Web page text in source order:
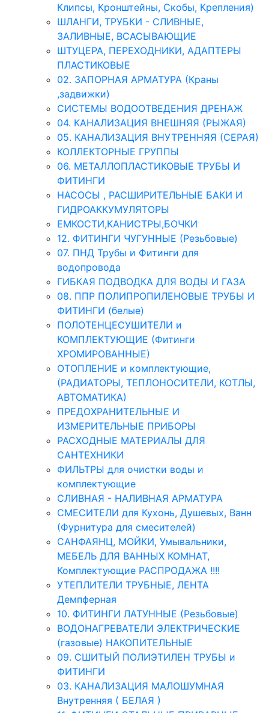
Клипсы, Кронштейны, Скобы, Крепления)
ШЛАНГИ, ТРУБКИ - СЛИВНЫЕ,
ЗАЛИВНЫЕ, ВСАСЫВАЮЩИЕ
ШТУЦЕРА, ПЕРЕХОДНИКИ, АДАПТЕРЫ
ПЛАСТИКОВЫЕ
02. ЗАПОРНАЯ АРМАТУРА (Краны
,задвижки)
СИСТЕМЫ ВОДООТВЕДЕНИЯ ДРЕНАЖ
04. КАНАЛИЗАЦИЯ ВНЕШНЯЯ (РЫЖАЯ)
05. КАНАЛИЗАЦИЯ ВНУТРЕННЯЯ (СЕРАЯ)
КОЛЛЕКТОРНЫЕ ГРУППЫ
06. МЕТАЛЛОПЛАСТИКОВЫЕ ТРУБЫ И
ФИТИНГИ
НАСОСЫ , РАСШИРИТЕЛЬНЫЕ БАКИ И
ГИДРОАККУМУЛЯТОРЫ
ЕМКОСТИ,КАНИСТРЫ,БОЧКИ
12. ФИТИНГИ ЧУГУННЫЕ (Резьбовые)
07. ПНД Трубы и Фитинги для
водопровода
ГИБКАЯ ПОДВОДКА ДЛЯ ВОДЫ И ГАЗА
08. ППР ПОЛИПРОПИЛЕНОВЫЕ ТРУБЫ И
ФИТИНГИ (белые)
ПОЛОТЕНЦЕСУШИТЕЛИ и
КОМПЛЕКТУЮЩИЕ (Фитинги
ХРОМИРОВАННЫЕ)
ОТОПЛЕНИЕ и комплектующие,
(РАДИАТОРЫ, ТЕПЛОНОСИТЕЛИ, КОТЛЫ,
АВТОМАТИКА)
ПРЕДОХРАНИТЕЛЬНЫЕ И
ИЗМЕРИТЕЛЬНЫЕ ПРИБОРЫ
РАСХОДНЫЕ МАТЕРИАЛЫ ДЛЯ
САНТЕХНИКИ
ФИЛЬТРЫ для очистки воды и
комплектующие
СЛИВНАЯ - НАЛИВНАЯ АРМАТУРА
СМЕСИТЕЛИ для Кухонь, Душевых, Ванн
(Фурнитура для смесителей)
САНФАЯНЦ, МОЙКИ, Умывальники,
МЕБЕЛЬ ДЛЯ ВАННЫХ КОМНАТ,
Комплектующие РАСПРОДАЖА !!!!
УТЕПЛИТЕЛИ ТРУБНЫЕ, ЛЕНТА
Демпферная
10. ФИТИНГИ ЛАТУННЫЕ (Резьбовые)
ВОДОНАГРЕВАТЕЛИ ЭЛЕКТРИЧЕСКИЕ
(газовые) НАКОПИТЕЛЬНЫЕ
09. СШИТЫЙ ПОЛИЭТИЛЕН ТРУБЫ и
ФИТИНГИ
03. КАНАЛИЗАЦИЯ МАЛОШУМНАЯ
Внутренняя ( БЕЛАЯ )